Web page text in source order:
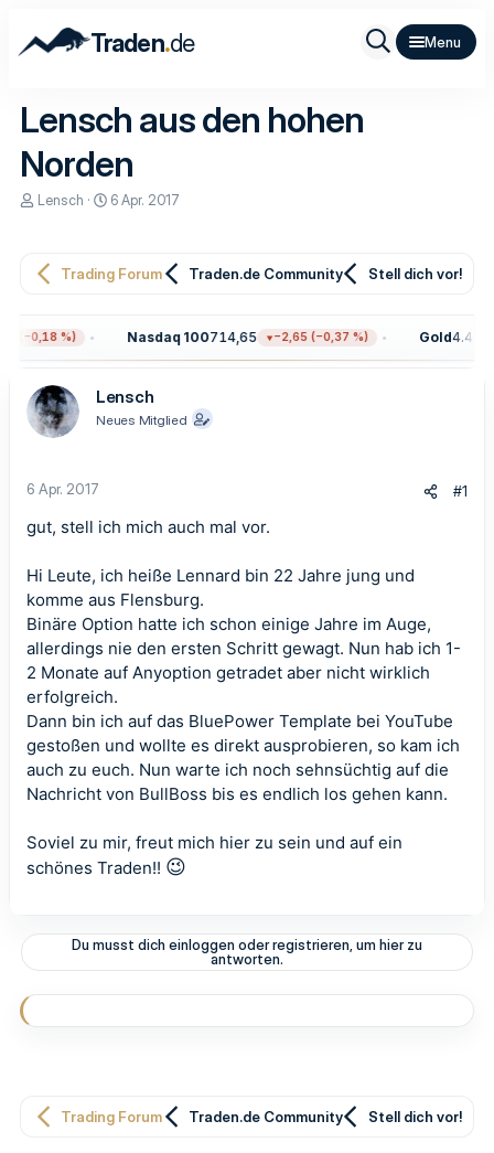
Traden.de
Lensch aus den hohen
Norden
E
e
r
Lensch
E
e
l
m
6 Apr. 2017
Trading Forum Traden.de Community Stell dich vor!
(−0,18 %) Nasdaq 100714,65 −2,65 (−0,37 %) Gold
Lensch
Neues Mitglied
6 Apr. 2017 #1
gut, stell ich mich auch mal vor.
Hi Leute, ich heiße Lennard bin 22 Jahre jung und
komme aus Flensburg.
Binäre Option hatte ich schon einige Jahre im Auge,
allerdings nie den ersten Schritt gewagt. Nun hab ich 1-
2 Monate auf Anyoption getradet aber nicht wirklich
erfolgreich.
Dann bin ich auf das BluePower Template bei YouTube
gestoßen und wollte es direkt ausprobieren, so kam ich
auch zu euch. Nun warte ich noch sehnsüchtig auf die
Nachricht von BullBoss bis es endlich los gehen kann.
Soviel zu mir, freut mich hier zu sein und auf ein
schönes Traden!! 😉
Du musst dich einloggen oder registrieren, um hier zu
antworten.
Trading Forum Traden.de Community Stell dich vor!